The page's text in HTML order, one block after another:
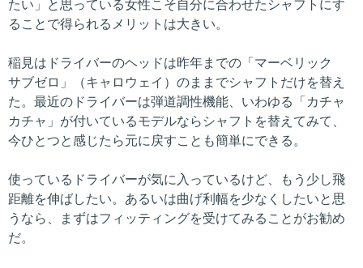
たい」と思っている女性こそ自分に合わせたシャフトにす
ることで得られるメリットは大きい。
稲見はドライバーのヘッドは昨年までの「マーベリック
サブゼロ」（キャロウェイ）のままでシャフトだけを替え
た。最近のドライバーは弾道調性機能、いわゆる「カチャ
カチャ」が付いているモデルならシャフトを替えてみて、
今ひとつと感じたら元に戻すことも簡単にできる。
使っているドライバーが気に入っているけど、もう少し飛
距離を伸ばしたい。あるいは曲げ利幅を少なくしたいと思
うなら、まずはフィッティングを受けてみることがお勧め
だ。